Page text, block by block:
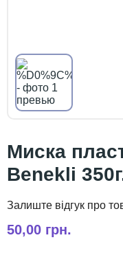
Миска
Benekli
50,00 грн.